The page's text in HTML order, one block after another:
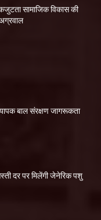
सामाजिक विकास की
बाल संरक्षण जागरूकता
दर पर मिलेंगी जेनेरिक पशु